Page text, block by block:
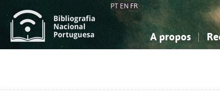
PT EN FR
A propos